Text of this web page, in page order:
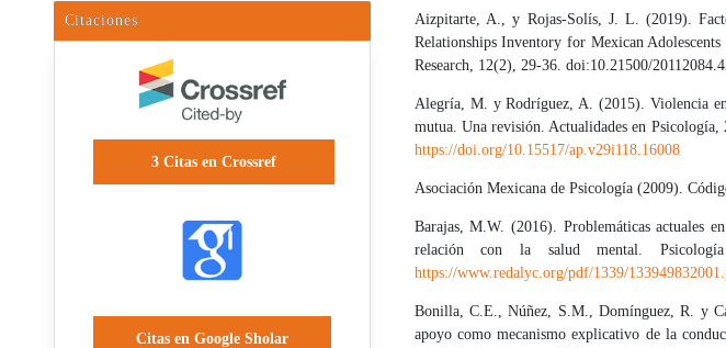
Citaciones
3Citas en Crossref
Citas en Google Sholar
Aizpitarte, A., y Rojas-Solís, J. L. (2019).
Relationships Inventory for Mexican
Research, 12(2), 29-36. doi:10.21500/
Alegría, M. y Rodríguez, A. (2015). Violencia
mutua. Una revisión. Actualidades en
https://doi.org/10.15517/ap.v29i118.16008
Asociación Mexicana de Psicología (2009).
Barajas, M.W. (2016). Problemáticas actuales
relación con la salud mental.
https://www.redalyc.org/pdf/1339/
Bonilla, C.E., Núñez, S.M., Domínguez, R. y
apoyo como mecanismo explicativo de la